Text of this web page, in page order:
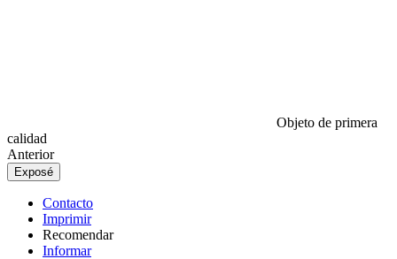
Objeto de primera
calidad
Anterior
Exposé
Contacto
Imprimir
Recomendar
Informar